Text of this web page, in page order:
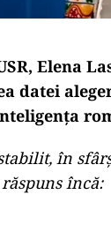
Elena
datei
în
încă: